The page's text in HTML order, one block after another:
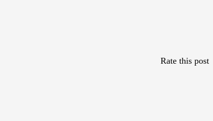
Rate this post